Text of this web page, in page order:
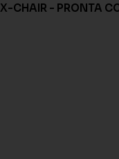
X-CHAIR - PRONTA